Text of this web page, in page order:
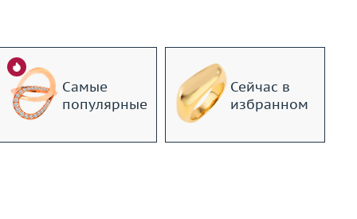
Самые
популярные
Сейчас в
избранном